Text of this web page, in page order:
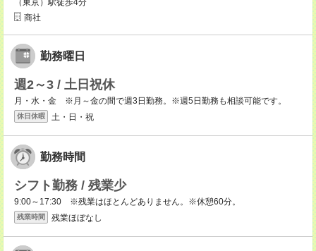
（東京）駅徒歩4分
商社
勤務曜日
週2～3 / 土日祝休
月・水・金 ※月～金の間で週3日勤務。※週5日勤務も相談可能です。
休日休暇 土・日・祝
勤務時間
シフト勤務 / 残業少
9:00～17:30 ※残業はほとんどありません。※休憩60分。
残業時間 残業ほぼなし